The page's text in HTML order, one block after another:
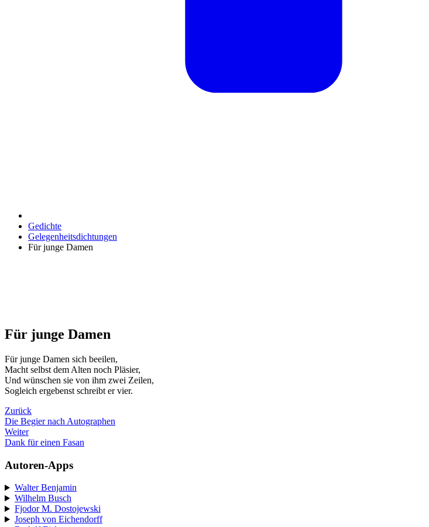
Gedichte
Gelegenheitsdichtungen
Für junge Damen
Für junge Damen
Für junge Damen sich beeilen,
Macht selbst dem Alten noch Pläsier,
Und wünschen sie von ihm zwei Zeilen,
Sogleich ergebenst schreibt er vier.
Zurück
Die Begier nach Autographen
Weiter
Dank für einen Fasan
Autoren-Apps
Walter Benjamin
Wilhelm Busch
Fjodor M. Dostojewski
Joseph von Eichendorff